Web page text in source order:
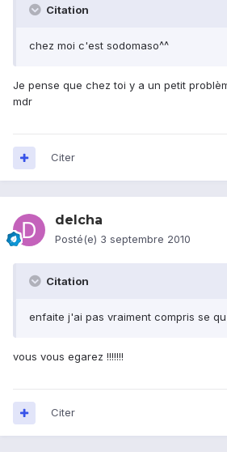
Citation
chez moi c'est sodomaso^^
Je pense que chez toi y a un petit
mdr
Citer
delcha
Posté(e) 3 septembre 2010
Citation
enfaite j'ai pas vraiment compris se
vous vous egarez !!!!!!!
Citer